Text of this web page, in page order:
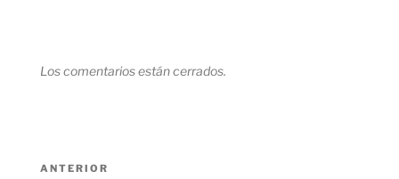
Los comentarios están cerrados.
Navegación
Entrada
ANTERIOR